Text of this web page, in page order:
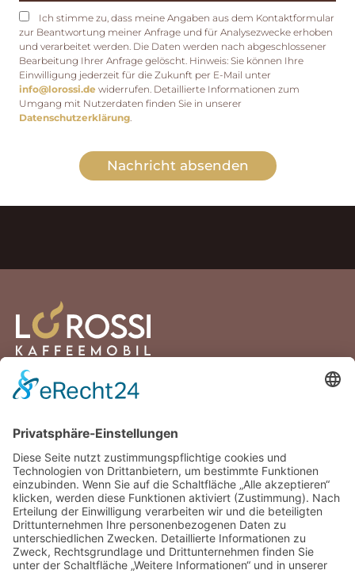
Ich stimme zu, dass meine Angaben aus dem Kontaktformular
zur Beantwortung meiner Anfrage und für Analysezwecke erhoben
und verarbeitet werden. Die Daten werden nach abgeschlossener
Bearbeitung Ihrer Anfrage gelöscht. Hinweis: Sie können Ihre
Einwilligung jederzeit für die Zukunft per E-Mail unter
info@lorossi.de widerrufen. Detaillierte Informationen zum
Umgang mit Nutzerdaten finden Sie in unserer
Datenschutzerklärung.
Nachricht absenden
Lortzingstraße 2
Deutschland
+49 176 30432894
info@lorossi.de
FacebookInstagram